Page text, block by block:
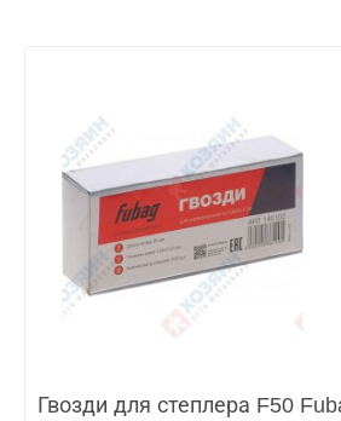
Гвозди для степлера F50